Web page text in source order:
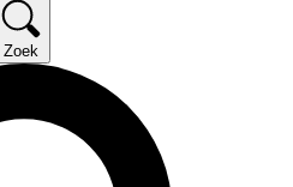
Zoek